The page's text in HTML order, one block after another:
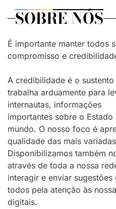
SOBRE NÓS
É importante manter todos
compromisso e
A credibilidade é o
trabalha arduamente para
internautas, informações
importantes sobre o
mundo. O nosso foco é
qualidade das mais
Disponibilizamos também
através de toda a nossa
interagir e enviar
todos pela atenção às
digitais.